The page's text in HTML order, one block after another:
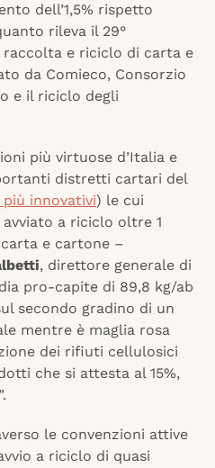
dell’1,5% rispetto
rileva il 29°
e riciclo di carta e
da Comieco, Consorzio
e il riciclo degli
più virtuose d’Italia e
distretti cartari del
più innovativi) le cui
a riciclo oltre 1
e cartone –
, direttore generale di
pro-capite di 89,8 kg/ab
secondo gradino di un
mentre è maglia rosa
dei rifiuti cellulosici
che si attesta al 15%,
le convenzioni attive
a riciclo di quasi